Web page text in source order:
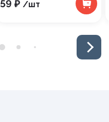
59 ₽ /шт